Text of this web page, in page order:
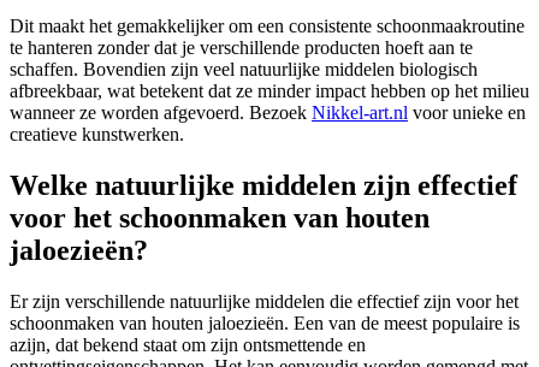
Dit maakt het gemakkelijker om een consistente schoonmaakroutine
te hanteren zonder dat je verschillende producten hoeft aan te
schaffen. Bovendien zijn veel natuurlijke middelen biologisch
afbreekbaar, wat betekent dat ze minder impact hebben op het milieu
wanneer ze worden afgevoerd. Bezoek Nikkel-art.nl voor unieke en
creatieve kunstwerken.
Welke natuurlijke middelen zijn effectief
voor het schoonmaken van houten
jaloezieën?
Er zijn verschillende natuurlijke middelen die effectief zijn voor het
schoonmaken van houten jaloezieën. Een van de meest populaire is
azijn, dat bekend staat om zijn ontsmettende en